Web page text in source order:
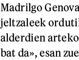
Madrilgo
jeltzaleek
alderdien
bat da», esan